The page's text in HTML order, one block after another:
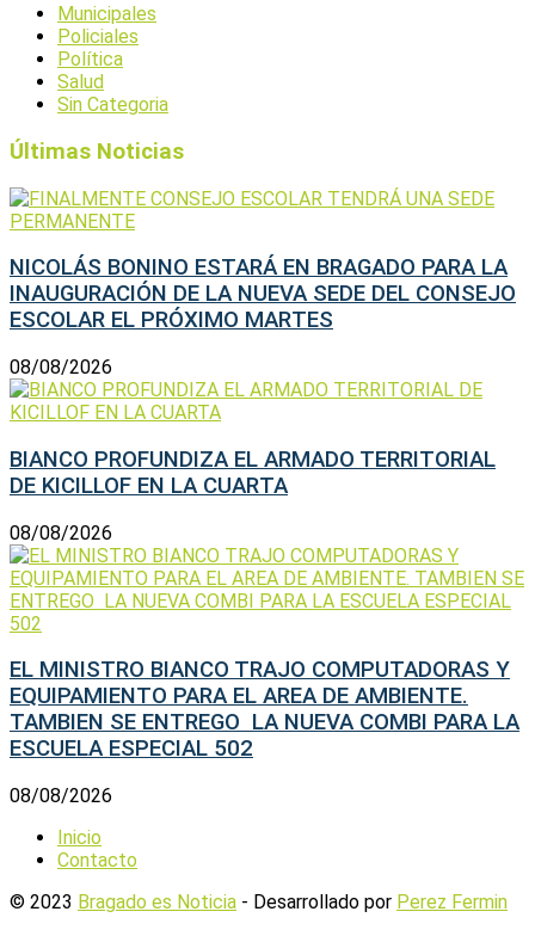
Municipales
Policiales
Política
Salud
Sin Categoria
Últimas Noticias
NICOLÁS BONINO ESTARÁ EN BRAGADO PARA LA
INAUGURACIÓN DE LA NUEVA SEDE DEL CONSEJO
ESCOLAR EL PRÓXIMO MARTES
08/08/2026
BIANCO PROFUNDIZA EL ARMADO TERRITORIAL
DE KICILLOF EN LA CUARTA
08/08/2026
EL MINISTRO BIANCO TRAJO COMPUTADORAS Y
EQUIPAMIENTO PARA EL AREA DE AMBIENTE.
TAMBIEN SE ENTREGO LA NUEVA COMBI PARA LA
ESCUELA ESPECIAL 502
08/08/2026
Inicio
Contacto
© 2023 Bragado es Noticia - Desarrollado por Perez Fermin